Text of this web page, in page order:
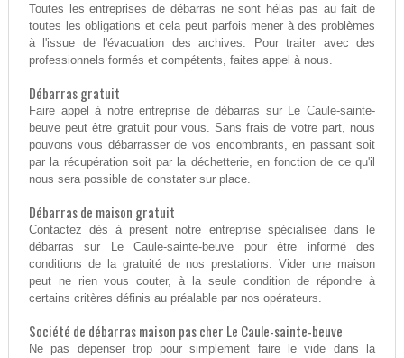
Toutes les entreprises de débarras ne sont hélas pas au fait de
toutes les obligations et cela peut parfois mener à des problèmes
à l'issue de l'évacuation des archives. Pour traiter avec des
professionnels formés et compétents, faites appel à nous.
Débarras gratuit
Faire appel à notre entreprise de débarras sur Le Caule-sainte-
beuve peut être gratuit pour vous. Sans frais de votre part, nous
pouvons vous débarrasser de vos encombrants, en passant soit
par la récupération soit par la déchetterie, en fonction de ce qu'il
nous sera possible de constater sur place.
Débarras de maison gratuit
Contactez dès à présent notre entreprise spécialisée dans le
débarras sur Le Caule-sainte-beuve pour être informé des
conditions de la gratuité de nos prestations. Vider une maison
peut ne rien vous couter, à la seule condition de répondre à
certains critères définis au préalable par nos opérateurs.
Société de débarras maison pas cher Le Caule-sainte-beuve
Ne pas dépenser trop pour simplement faire le vide dans la